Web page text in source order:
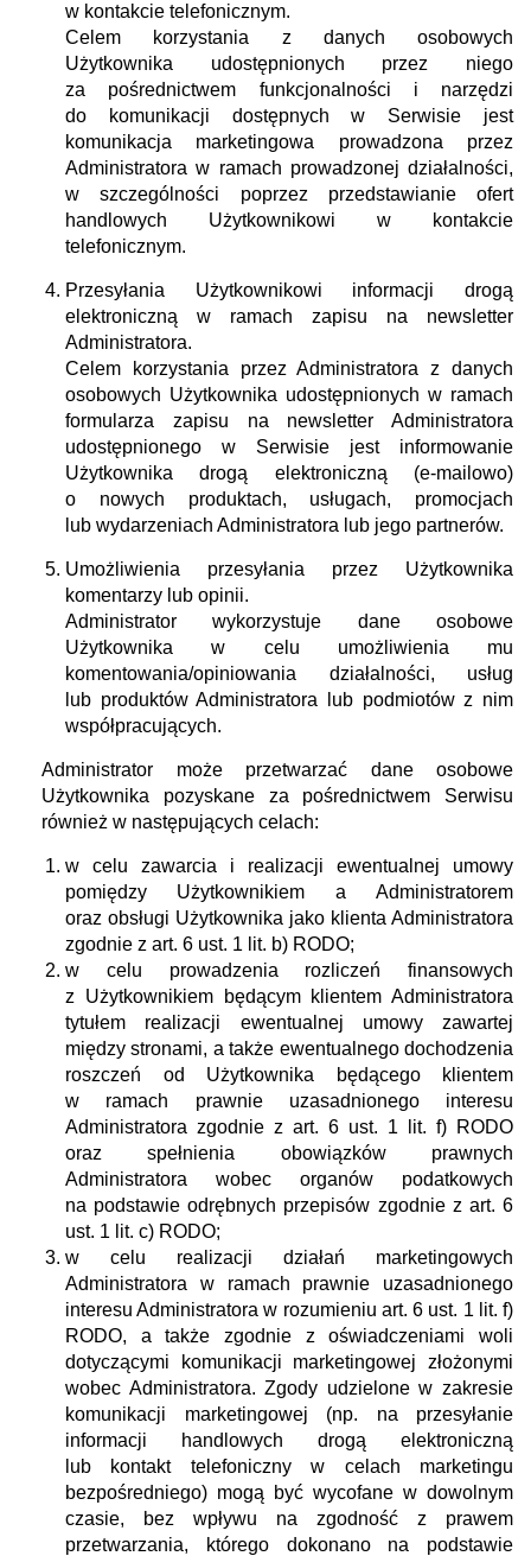
w kontakcie telefonicznym.
Celem korzystania z danych osobowych
Użytkownika udostępnionych przez niego
za pośrednictwem funkcjonalności i narzędzi
do komunikacji dostępnych w Serwisie jest
komunikacja marketingowa prowadzona przez
Administratora w ramach prowadzonej działalności,
w szczególności poprzez przedstawianie ofert
handlowych Użytkownikowi w kontakcie
telefonicznym.
Przesyłania Użytkownikowi informacji drogą
elektroniczną w ramach zapisu na newsletter
Administratora.
Celem korzystania przez Administratora z danych
osobowych Użytkownika udostępnionych w ramach
formularza zapisu na newsletter Administratora
udostępnionego w Serwisie jest informowanie
Użytkownika drogą elektroniczną (e-mailowo)
o nowych produktach, usługach, promocjach
lub wydarzeniach Administratora lub jego partnerów.
Umożliwienia przesyłania przez Użytkownika
komentarzy lub opinii.
Administrator wykorzystuje dane osobowe
Użytkownika w celu umożliwienia mu
komentowania/opiniowania działalności, usług
lub produktów Administratora lub podmiotów z nim
współpracujących.
Administrator może przetwarzać dane osobowe
Użytkownika pozyskane za pośrednictwem Serwisu
również w następujących celach:
w celu zawarcia i realizacji ewentualnej umowy
pomiędzy Użytkownikiem a Administratorem
oraz obsługi Użytkownika jako klienta Administratora
zgodnie z art. 6 ust. 1 lit. b) RODO;
w celu prowadzenia rozliczeń finansowych
z Użytkownikiem będącym klientem Administratora
tytułem realizacji ewentualnej umowy zawartej
między stronami, a także ewentualnego dochodzenia
roszczeń od Użytkownika będącego klientem
w ramach prawnie uzasadnionego interesu
Administratora zgodnie z art. 6 ust. 1 lit. f) RODO
oraz spełnienia obowiązków prawnych
Administratora wobec organów podatkowych
na podstawie odrębnych przepisów zgodnie z art. 6
ust. 1 lit. c) RODO;
w celu realizacji działań marketingowych
Administratora w ramach prawnie uzasadnionego
interesu Administratora w rozumieniu art. 6 ust. 1 lit. f)
RODO, a także zgodnie z oświadczeniami woli
dotyczącymi komunikacji marketingowej złożonymi
wobec Administratora. Zgody udzielone w zakresie
komunikacji marketingowej (np. na przesyłanie
informacji handlowych drogą elektroniczną
lub kontakt telefoniczny w celach marketingu
bezpośredniego) mogą być wycofane w dowolnym
czasie, bez wpływu na zgodność z prawem
przetwarzania, którego dokonano na podstawie